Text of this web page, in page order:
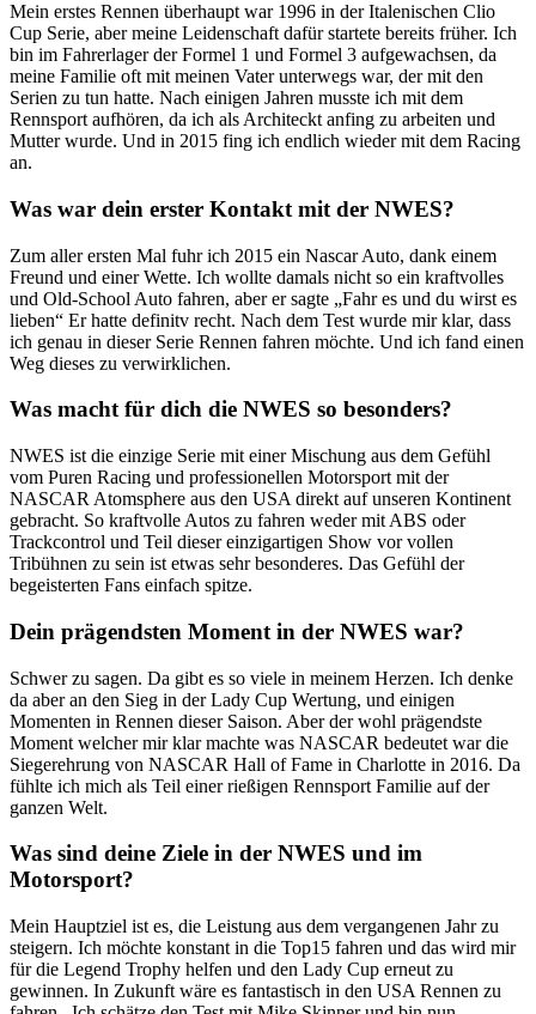
Mein erstes Rennen überhaupt war 1996 in der Italenischen Clio
Cup Serie, aber meine Leidenschaft dafür startete bereits früher. Ich
bin im Fahrerlager der Formel 1 und Formel 3 aufgewachsen, da
meine Familie oft mit meinen Vater unterwegs war, der mit den
Serien zu tun hatte. Nach einigen Jahren musste ich mit dem
Rennsport aufhören, da ich als Architeckt anfing zu arbeiten und
Mutter wurde. Und in 2015 fing ich endlich wieder mit dem Racing
an.
Was war dein erster Kontakt mit der NWES?
Zum aller ersten Mal fuhr ich 2015 ein Nascar Auto, dank einem
Freund und einer Wette. Ich wollte damals nicht so ein kraftvolles
und Old-School Auto fahren, aber er sagte „Fahr es und du wirst es
lieben“ Er hatte definitv recht. Nach dem Test wurde mir klar, dass
ich genau in dieser Serie Rennen fahren möchte. Und ich fand einen
Weg dieses zu verwirklichen.
Was macht für dich die NWES so besonders?
NWES ist die einzige Serie mit einer Mischung aus dem Gefühl
vom Puren Racing und professionellen Motorsport mit der
NASCAR Atomsphere aus den USA direkt auf unseren Kontinent
gebracht. So kraftvolle Autos zu fahren weder mit ABS oder
Trackcontrol und Teil dieser einzigartigen Show vor vollen
Tribühnen zu sein ist etwas sehr besonderes. Das Gefühl der
begeisterten Fans einfach spitze.
Dein prägendsten Moment in der NWES war?
Schwer zu sagen. Da gibt es so viele in meinem Herzen. Ich denke
da aber an den Sieg in der Lady Cup Wertung, und einigen
Momenten in Rennen dieser Saison. Aber der wohl prägendste
Moment welcher mir klar machte was NASCAR bedeutet war die
Siegerehrung von NASCAR Hall of Fame in Charlotte in 2016. Da
fühlte ich mich als Teil einer rießigen Rennsport Familie auf der
ganzen Welt.
Was sind deine Ziele in der NWES und im
Motorsport?
Mein Hauptziel ist es, die Leistung aus dem vergangenen Jahr zu
steigern. Ich möchte konstant in die Top15 fahren und das wird mir
für die Legend Trophy helfen und den Lady Cup erneut zu
gewinnen. In Zukunft wäre es fantastisch in den USA Rennen zu